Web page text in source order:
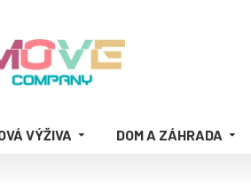
VÝŽIVA DOM A ZÁHRADA